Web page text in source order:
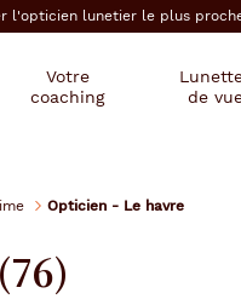
l'opticien lunetier le plus
Votre
coaching
de
Opticien - Le havre